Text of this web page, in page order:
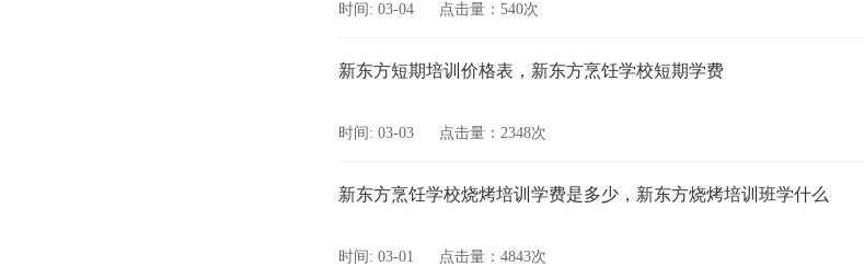
时间: 03-04 点击量：540次
新东方短期培训价格表，新东方烹饪学校短期学费
时间: 03-03 点击量：2348次
新东方烹饪学校烧烤培训学费是多少，新东方烧烤培训班学什么
时间: 03-01 点击量：4843次